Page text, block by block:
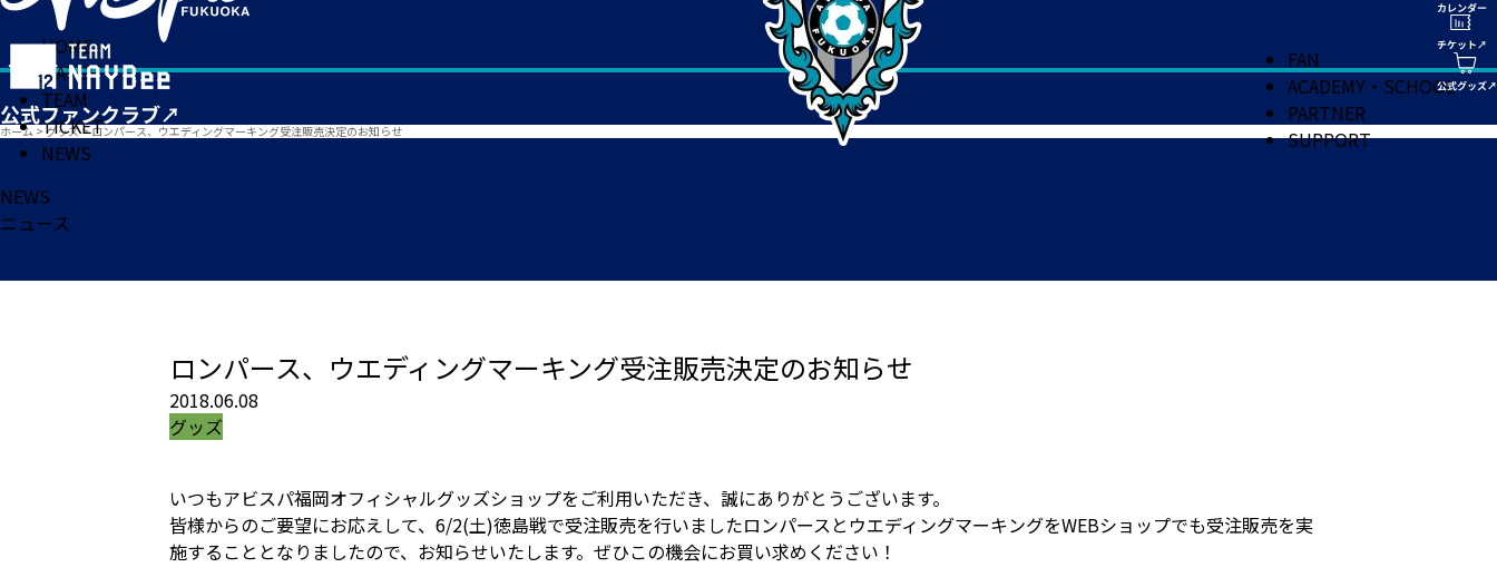
HOME
MATCH
TEAM
TICKET
NEWS
FAN
ACADEMY・SCHOOL
PARTNER
SUPPORT
ホーム > グッズ>ロンパース、ウエディングマーキング受注販売決定のお知らせ
NEWS
ニュース
ロンパース、ウエディングマーキング受注販売決定のお知らせ
2018.06.08
グッズ
いつもアビスパ福岡オフィシャルグッズショップをご利用いただき、誠にありがとうございます。
皆様からのご要望にお応えして、6/2(土)徳島戦で受注販売を行いましたロンパースとウエディングマーキングをWEBショップでも受注販売を実
施することとなりましたので、お知らせいたします。ぜひこの機会にお買い求めください！